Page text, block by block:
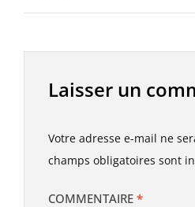
Laisser un
Votre adresse e-mail ne
champs obligatoires sont
COMMENTAIRE *